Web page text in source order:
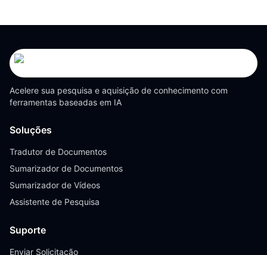
Acelere sua pesquisa e aquisição de conhecimento com
ferramentas baseadas em IA
Soluções
Tradutor de Documentos
Sumarizador de Documentos
Sumarizador de Vídeos
Assistente de Pesquisa
Suporte
Enviar Solicitação